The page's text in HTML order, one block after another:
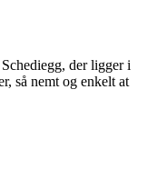
der ligger i
så nemt og enkelt at